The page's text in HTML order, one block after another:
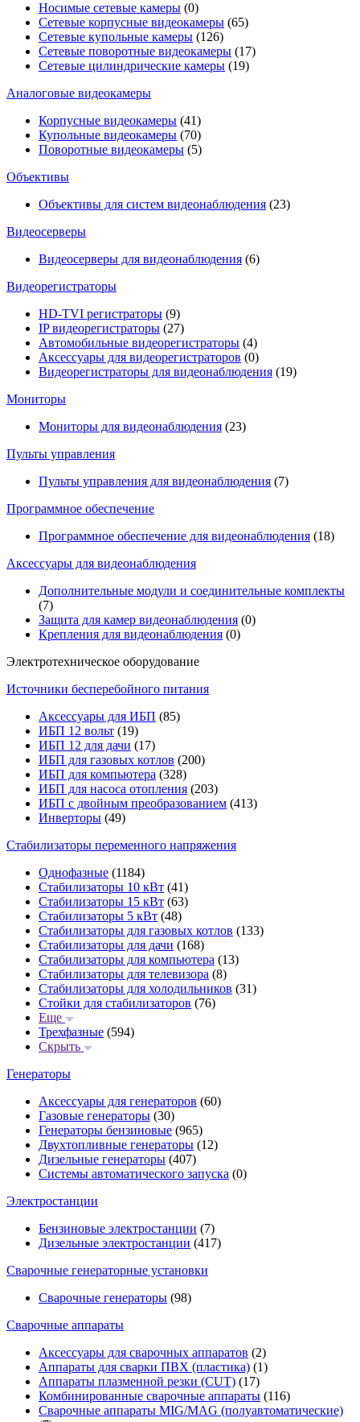
Носимые сетевые камеры (0)
Сетевые корпусные видеокамеры (65)
Сетевые купольные камеры (126)
Сетевые поворотные видеокамеры (17)
Сетевые цилиндрические камеры (19)
Аналоговые видеокамеры
Корпусные видеокамеры (41)
Купольные видеокамеры (70)
Поворотные видеокамеры (5)
Объективы
Объективы для систем видеонаблюдения (23)
Видеосерверы
Видеосерверы для видеонаблюдения (6)
Видеорегистраторы
HD-TVI регистраторы (9)
IP видеорегистраторы (27)
Автомобильные видеорегистраторы (4)
Аксессуары для видеорегистраторов (0)
Видеорегистраторы для видеонаблюдения (19)
Мониторы
Мониторы для видеонаблюдения (23)
Пульты управления
Пульты управления для видеонаблюдения (7)
Программное обеспечение
Программное обеспечение для видеонаблюдения (18)
Аксессуары для видеонаблюдения
Дополнительные модули и соединительные комплекты
(7)
Защита для камер видеонаблюдения (0)
Крепления для видеонаблюдения (0)
Электротехническое оборудование
Источники бесперебойного питания
Аксессуары для ИБП (85)
ИБП 12 вольт (19)
ИБП 12 для дачи (17)
ИБП для газовых котлов (200)
ИБП для компьютера (328)
ИБП для насоса отопления (203)
ИБП с двойным преобразованием (413)
Инверторы (49)
Стабилизаторы переменного напряжения
Однофазные (1184)
Стабилизаторы 10 кВт (41)
Стабилизаторы 15 кВт (63)
Стабилизаторы 5 кВт (48)
Стабилизаторы для газовых котлов (133)
Стабилизаторы для дачи (168)
Стабилизаторы для компьютера (13)
Стабилизаторы для телевизора (8)
Стабилизаторы для холодильников (31)
Стойки для стабилизаторов (76)
Еще
Трехфазные (594)
Скрыть
Генераторы
Аксессуары для генераторов (60)
Газовые генераторы (30)
Генераторы бензиновые (965)
Двухтопливные генераторы (12)
Дизельные генераторы (407)
Системы автоматического запуска (0)
Электростанции
Бензиновые электростанции (7)
Дизельные электростанции (417)
Сварочные генераторные установки
Сварочные генераторы (98)
Сварочные аппараты
Аксессуары для сварочных аппаратов (2)
Аппараты для сварки ПВХ (пластика) (1)
Аппараты плазменной резки (CUT) (17)
Комбинированные сварочные аппараты (116)
Сварочные аппараты MIG/MAG (полуавтоматические)